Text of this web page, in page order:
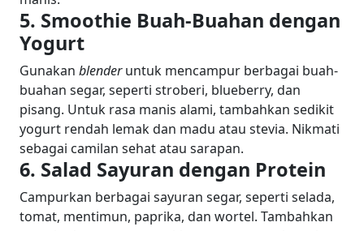
5. Smoothie Buah-Buahan dengan
Yogurt
Gunakan blenderuntuk mencampur berbagai buah-
buahan segar, seperti stroberi, blueberry, dan
pisang. Untuk rasa manis alami, tambahkan sedikit
yogurt rendah lemak dan madu atau stevia. Nikmati
sebagai camilan sehat atau sarapan.
6. Salad Sayuran dengan Protein
Campurkan berbagai sayuran segar, seperti selada,
tomat, mentimun, paprika, dan wortel. Tambahkan